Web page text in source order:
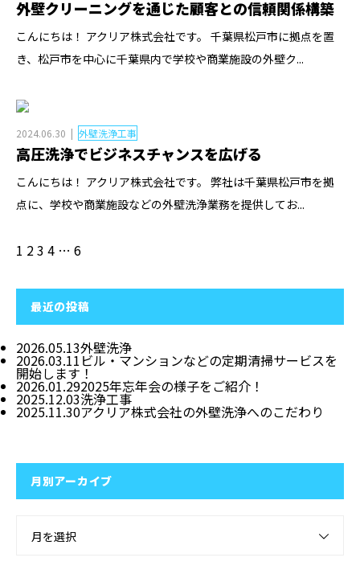
外壁クリーニングを通じた顧客との信頼関係構築
こんにちは！ アクリア株式会社です。 千葉県松戸市に拠点を置
き、松戸市を中心に千葉県内で学校や商業施設の外壁ク...
2024.06.30 外壁洗浄工事
高圧洗浄でビジネスチャンスを広げる
こんにちは！ アクリア株式会社です。 弊社は千葉県松戸市を拠
点に、学校や商業施設などの外壁洗浄業務を提供してお...
1 23 4 … 6
最近の投稿
2026.05.13外壁洗浄
2026.03.11ビル・マンションなどの定期清掃サービスを
開始します！
2026.01.292025年忘年会の様子をご紹介！
2025.12.03洗浄工事
2025.11.30アクリア株式会社の外壁洗浄へのこだわり
月別アーカイブ
月を選択